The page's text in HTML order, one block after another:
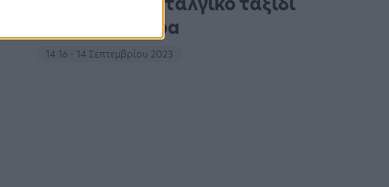
με άρωμα Abba
14:16 - 14 Σεπτεμβρίου 2023